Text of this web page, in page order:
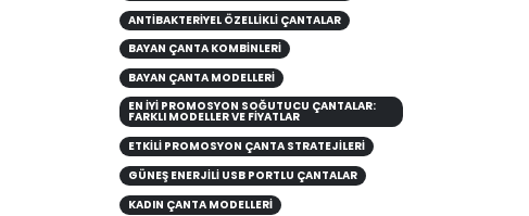
ANTIBAKTERIYEL ÖZELLIKLI ÇANTALAR
BAYAN ÇANTA KOMBİNLERİ
BAYAN ÇANTA MODELLERİ
EN İYI PROMOSYON SOĞUTUCU ÇANTALAR:
FARKLI MODELLER VE FIYATLAR
ETKILI PROMOSYON ÇANTA STRATEJILERI
GÜNEŞ ENERJILI USB PORTLU ÇANTALAR
KADIN ÇANTA MODELLERİ